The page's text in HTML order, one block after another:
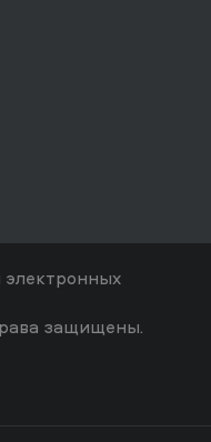
электронных
защищены.